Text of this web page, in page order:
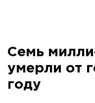
Семь
умерли от
году